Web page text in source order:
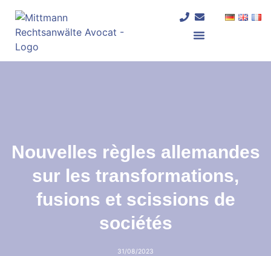
Nouvelles règles allemandes
sur les transformations,
fusions et scissions de
sociétés
31/08/2023